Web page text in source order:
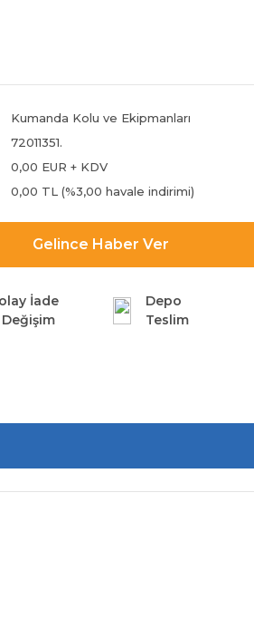
Kumanda Kolu ve Ekipmanları
72011351.
0,00 EUR + KDV
0,00 TL (%3,00 havale indirimi)
Gelince Haber Ver
İade
Değişim
Depo
Teslim